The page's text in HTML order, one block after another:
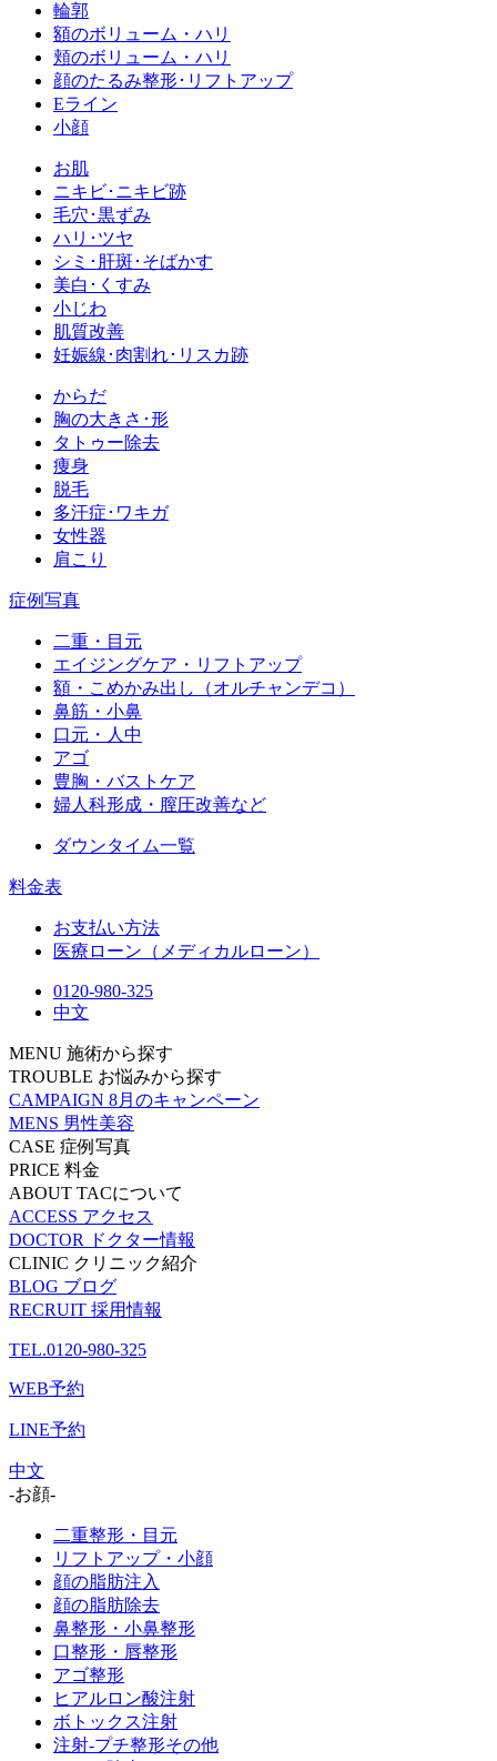
輪郭
額のボリューム・ハリ
頬のボリューム・ハリ
顔のたるみ整形･リフトアップ
Eライン
小顔
お肌
ニキビ･ニキビ跡
毛穴･黒ずみ
ハリ･ツヤ
シミ･肝斑･そばかす
美白･くすみ
小じわ
肌質改善
妊娠線･肉割れ･リスカ跡
からだ
胸の大きさ･形
タトゥー除去
痩身
脱毛
多汗症･ワキガ
女性器
肩こり
症例写真
二重・目元
エイジングケア・リフトアップ
額・こめかみ出し（オルチャンデコ）
鼻筋・小鼻
口元・人中
アゴ
豊胸・バストケア
婦人科形成・膣圧改善など
ダウンタイム一覧
料金表
お支払い方法
医療ローン（メディカルローン）
0120-980-325
中文
MENU 施術から探す
TROUBLE お悩みから探す
CAMPAIGN 8月のキャンペーン
MENS 男性美容
CASE 症例写真
PRICE 料金
ABOUT TACについて
ACCESS アクセス
DOCTOR
ドクター情報
CLINIC クリニック紹介
BLOG ブログ
RECRUIT 採用情報
TEL.0120-980-325
WEB予約
LINE予約
中文
-お顔-
二重整形・目元
リフトアップ・小顔
顔の脂肪注入
顔の脂肪除去
鼻整形・小鼻整形
口整形・唇整形
アゴ整形
ヒアルロン酸注射
ボトックス注射
注射-プチ整形その他